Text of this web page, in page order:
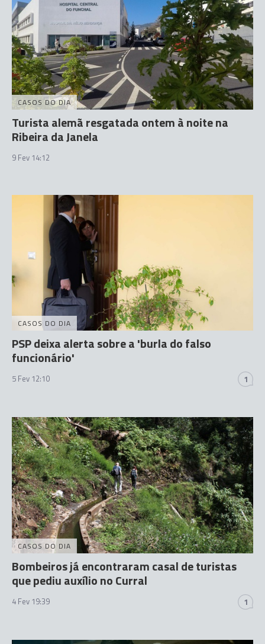
CASOS DO DIA
Turista alemã resgatada ontem à noite na
Ribeira da Janela
9 Fev 14:12
CASOS DO DIA
PSP deixa alerta sobre a 'burla do falso
funcionário'
5 Fev 12:10 1
CASOS DO DIA
Bombeiros já encontraram casal de turistas
que pediu auxílio no Curral
4 Fev 19:39 1